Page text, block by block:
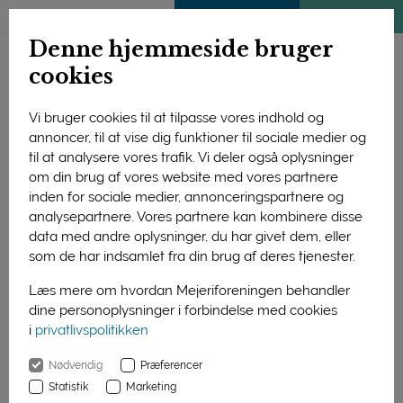
Denne hjemmeside bruger
cookies
Vi bruger cookies til at tilpasse vores indhold og
annoncer, til at vise dig funktioner til sociale medier og
til at analysere vores trafik. Vi deler også oplysninger
om din brug af vores website med vores partnere
inden for sociale medier, annonceringspartnere og
analysepartnere. Vores partnere kan kombinere disse
data med andre oplysninger, du har givet dem, eller
som de har indsamlet fra din brug af deres tjenester.
Læs mere om hvordan Mejeriforeningen behandler
dine personoplysninger i forbindelse med cookies
i privatlivspolitikken
Nødvendig
Præferencer
Statistik
Marketing
De økologiske oste har generelt haltet efter salget af andre
økologiske mejeriprodukter, men nu er de for alvor begyndt at